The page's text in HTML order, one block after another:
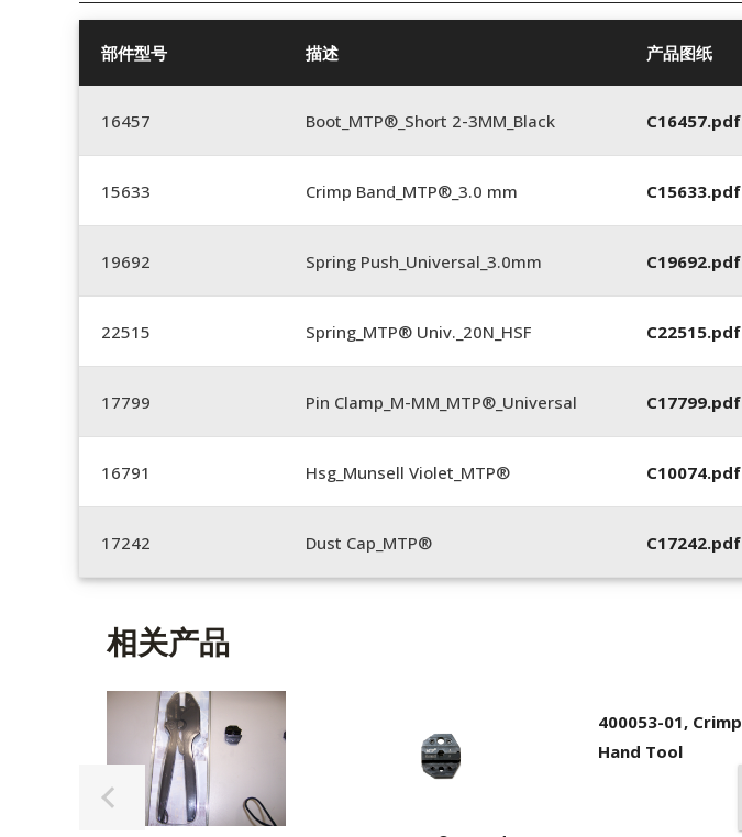
部件型号 描述 产品图纸
16457 Boot_MTP®_Short 2-3MM_Black C16457.pdf
15633 Crimp Band_MTP®_3.0 mm C15633.pdf
19692 Spring Push_Universal_3.0mm C19692.pdf
22515 Spring_MTP® Univ._20N_HSF C22515.pdf
17799 Pin Clamp_M-MM_MTP®_Universal C17799.pdf
16791 Hsg_Munsell Violet_MTP® C10074.pdf
17242 Dust Cap_MTP® C17242.pdf
相关产品
400053-01, Crimp
Hand Tool